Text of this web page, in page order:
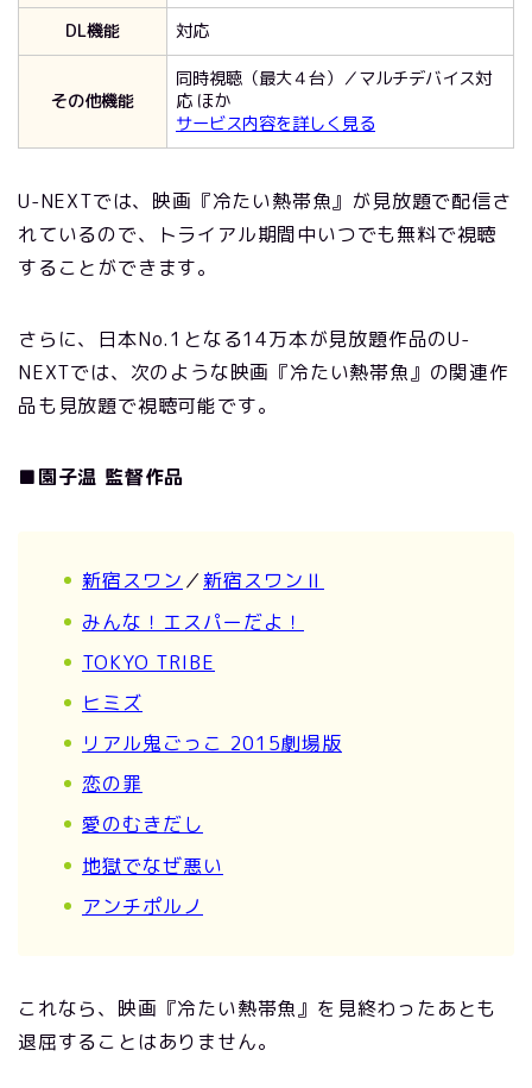
DL機能 対応
その他機能
同時視聴（最大４台）／マルチデバイス対
応 ほか
サービス内容を詳しく見る
U-NEXTでは、映画『冷たい熱帯魚』が見放題で配信さ
れているので、トライアル期間中いつでも無料で視聴
することができます。
さらに、日本No.1となる14万本が見放題作品のU-
NEXTでは、次のような映画『冷たい熱帯魚』の関連作
品も見放題で視聴可能です。
■園子温 監督作品
新宿スワン ／ 新宿スワンⅡ
みんな！エスパーだよ！
TOKYO TRIBE
ヒミズ
リアル鬼ごっこ 2015劇場版
恋の罪
愛のむきだし
地獄でなぜ悪い
アンチポルノ
これなら、映画『冷たい熱帯魚』を見終わったあとも
退屈することはありません。